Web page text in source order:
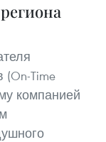
Time
компанией